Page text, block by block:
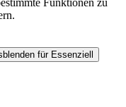
Funktionen zu
für Essenziell